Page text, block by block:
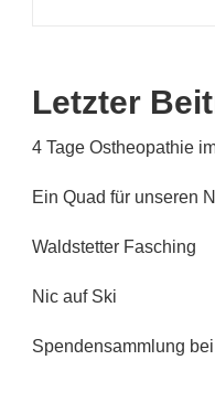
Letzter
4 Tage Ostheopathie
Ein Quad für unseren
Waldstetter Fasching
Nic auf Ski
Spendensammlung